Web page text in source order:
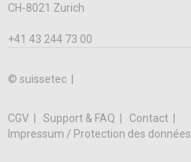
CH-8021 Zurich
+41 43 244 73 00
© suissetec |
CGV Support & FAQ
Contact
Impressum / Protection des données